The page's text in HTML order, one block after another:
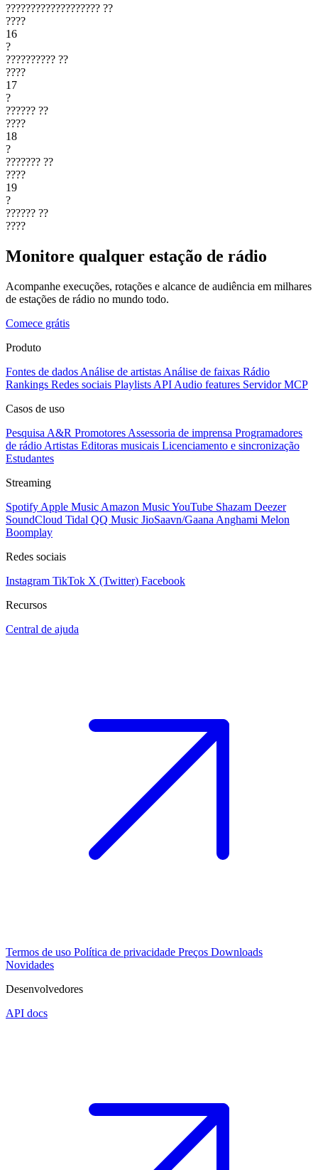
??????????????????? ??
????
16
?
?????????? ??
????
17
?
?????? ??
????
18
?
??????? ??
????
19
?
?????? ??
????
Monitore qualquer estação de rádio
Acompanhe execuções, rotações e alcance de audiência em milhares
de estações de rádio no mundo todo.
Comece grátis
Produto
Fontes de dados Análise de artistas Análise de faixas Rádio
Rankings Redes sociais Playlists API Audio features Servidor MCP
Casos de uso
Pesquisa A&R Promotores Assessoria de imprensa Programadores
de rádio Artistas Editoras musicais Licenciamento e sincronização
Estudantes
Streaming
Spotify Apple Music Amazon MusicYouTube Shazam Deezer
SoundCloud Tidal QQ Music JioSaavn/Gaana Anghami Melon
Boomplay
Redes sociais
Instagram TikTok X (Twitter) Facebook
Recursos
Central de ajuda
Termos de uso Política de privacidade Preços Downloads
Novidades
Desenvolvedores
API docs